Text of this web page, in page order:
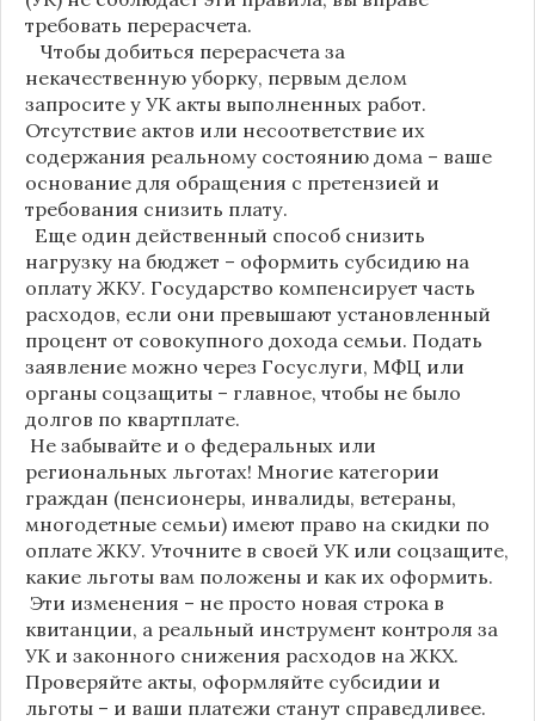
требовать перерасчета.
Чтобы добиться перерасчета за
некачественную уборку, первым делом
запросите у УК акты выполненных работ.
Отсутствие актов или несоответствие их
содержания реальному состоянию дома – ваше
основание для обращения с претензией и
требования снизить плату.
Еще один действенный способ снизить
нагрузку на бюджет – оформить субсидию на
оплату ЖКУ. Государство компенсирует часть
расходов, если они превышают установленный
процент от совокупного дохода семьи. Подать
заявление можно через Госуслуги, МФЦ или
органы соцзащиты – главное, чтобы не было
долгов по квартплате.
Не забывайте и о федеральных или
региональных льготах! Многие категории
граждан (пенсионеры, инвалиды, ветераны,
многодетные семьи) имеют право на скидки по
оплате ЖКУ. Уточните в своей УК или соцзащите,
какие льготы вам положены и как их оформить.
Эти изменения – не просто новая строка в
квитанции, а реальный инструмент контроля за
УК и законного снижения расходов на ЖКХ.
Проверяйте акты, оформляйте субсидии и
льготы – и ваши платежи станут справедливее.